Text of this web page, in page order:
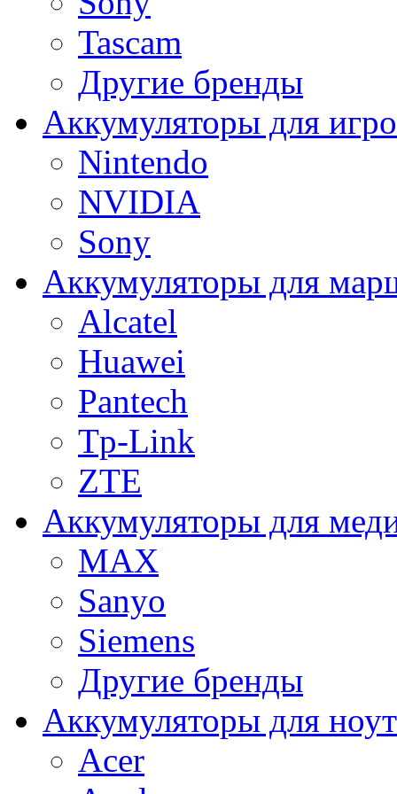
Tascam
Другие бренды
Аккумуляторы для
Nintendo
NVIDIA
Sony
Аккумуляторы для
Alcatel
Huawei
Pantech
Tp-Link
ZTE
Аккумуляторы для
MAX
Sanyo
Siemens
Другие бренды
Аккумуляторы для
Acer